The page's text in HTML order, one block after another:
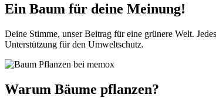
Ein Baum für deine Meinung!
Deine Stimme, unser Beitrag für eine grünere Welt.
Unterstützung für den Umweltschutz.
Warum Bäume pflanzen?